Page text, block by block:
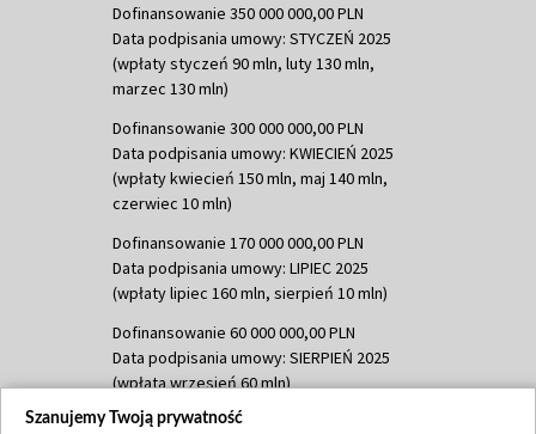
Dofinansowanie 350 000 000,00 PLN
Data podpisania umowy: STYCZEŃ 2025
(wpłaty styczeń 90 mln, luty 130 mln,
marzec 130 mln)
Dofinansowanie 300 000 000,00 PLN
Data podpisania umowy: KWIECIEŃ 2025
(wpłaty kwiecień 150 mln, maj 140 mln,
czerwiec 10 mln)
Dofinansowanie 170 000 000,00 PLN
Data podpisania umowy: LIPIEC 2025
(wpłaty lipiec 160 mln, sierpień 10 mln)
Dofinansowanie 60 000 000,00 PLN
Data podpisania umowy: SIERPIEŃ 2025
(wpłata wrzesień 60 mln)
Dofinansowanie 635 783 051,21 PLN
Szanujemy Twoją prywatność